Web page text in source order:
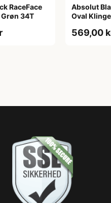
RaceFace
34T
Absolut
Oval
569,00